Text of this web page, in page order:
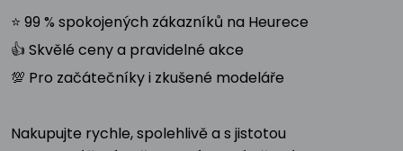
⭐ 99 % spokojených zákazníků na Heurece
👍 Skvělé ceny a pravidelné akce
💯 Pro začátečníky i zkušené modeláře
Nakupujte rychle, spolehlivě a s jistotou